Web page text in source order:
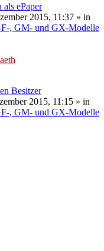
ePaper
2015, 11:37 » in
, GM- und GX-Modelle
Besitzer
2015, 11:15 » in
, GM- und GX-Modelle